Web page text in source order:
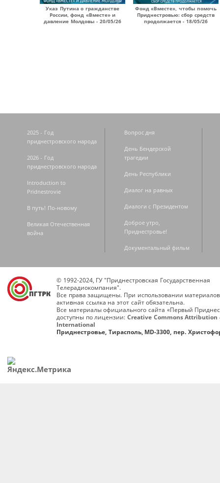
Указ Путина о гражданстве
России, фонд «Вместе» и
давление Молдовы - 20/05/26
Фонд «Вместе», чтобы помочь
Приднестровью: сбор средств
продолжается - 18/05/26
2025 - Год
приднестровского народа
2026 - Год
приднестровского народа
Introduction to
Pridnestrovie
В путь! По-новому
Великая Отечественная
война
Вопрос дня
День Бендерской
трагедии
День Республики
Диалог на равных
Диалоги с Президентом
Доброе утро,
Приднестровье!
Документальный фильм
© 1992-2024, ГУ "Приднестровская Государственная
Телерадиокомпания".
Все права защищены. При использовании
активная ссылка на этот сайт обязательна.
Все материалы официального сайта «Первый
доступны по лицензии: Creative Commons Attribution
International
Приднестровье, Тирасполь, MD-3300, пер.